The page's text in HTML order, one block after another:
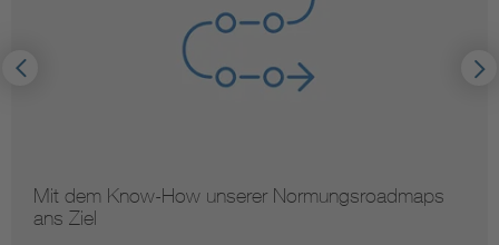
Mit dem Know-How unserer Normungsroadmaps
ans Ziel